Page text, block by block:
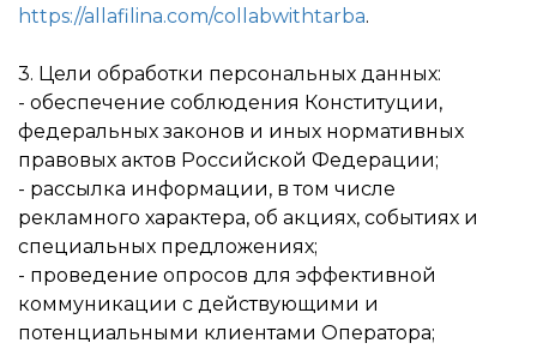
https://allafilina.com/collabwithtarba.
3. Цели обработки персональных данных:
- обеспечение соблюдения Конституции,
федеральных законов и иных нормативных
правовых актов Российской Федерации;
- рассылка информации, в том числе
рекламного характера, об акциях, событиях и
специальных предложениях;
- проведение опросов для эффективной
коммуникации с действующими и
потенциальными клиентами Оператора;